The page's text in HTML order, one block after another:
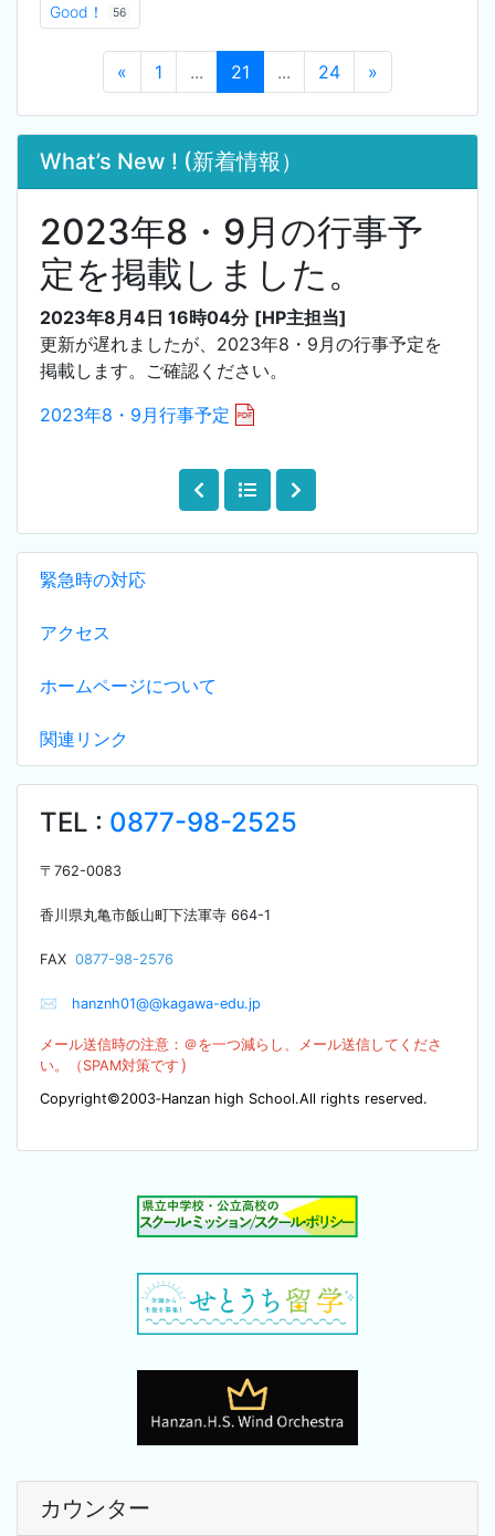
緊急時の対応
アクセス
ホームページについて
関連リンク
TEL : 0877-98-2525
〒 762-0083
香川県丸亀市飯山町下法軍寺 664-1
FAX 0877-98-2576
✉ hanznh01@@kagawa-edu.jp
メール送信時の注意：＠を一つ減らし、メール送信してくださ
い。（SPAM対策です ）
Copyright©2003‐Hanzan high School.All rights reserved.
カウンター
Good！
56
« 1 ... 21 ... 24 »
What’s New ! (新着情報）
2023年8・9月の行事予
定を掲載しました。
2023年8月4日 16時04分 [HP主担当]
更新が遅れましたが、2023年8・9月の行事予定を
掲載します。ご確認ください。
2023年8・9月行事予定